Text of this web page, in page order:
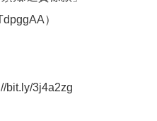
）
bit.ly/3j4a2zg